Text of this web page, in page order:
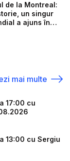
de la Montreal:
un singur
a ajuns în
mai multe
17:00 cu
13:00 cu Sergiu